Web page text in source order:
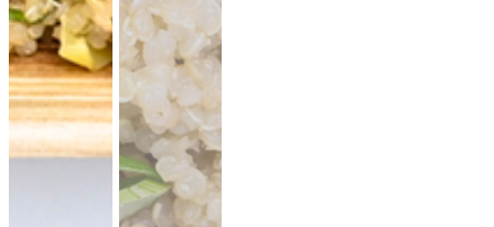
20 knusprige Halloumi Sticks im Fadenteig
mit Honig Mascarpone Dip
39,90 €
(inkl. MwSt.)
Halloumi Pesto Fries
vegetarisch
knusprige Halloumi Fries mit Basilikum Pesto